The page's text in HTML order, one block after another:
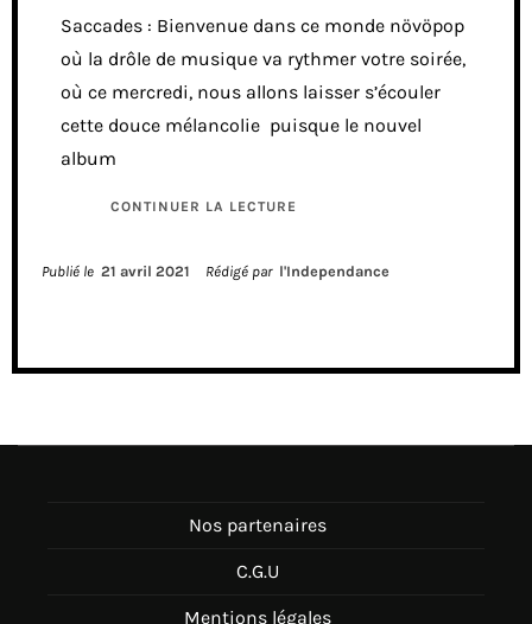
Saccades : Bienvenue dans ce monde növöpop
où la drôle de musique va rythmer votre soirée,
où ce mercredi, nous allons laisser s’écouler
cette douce mélancolie puisque le nouvel
album
CONTINUER LA LECTURE
Publié le 21 avril 2021 Rédigé par l'Independance
Nos partenaires
C.G.U
Mentions légales